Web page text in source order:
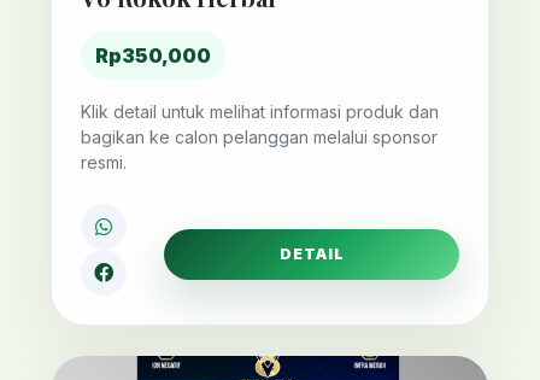
Rp350,000
Klik detail untuk melihat informasi produk dan
bagikan ke calon pelanggan melalui sponsor
resmi.
DETAIL